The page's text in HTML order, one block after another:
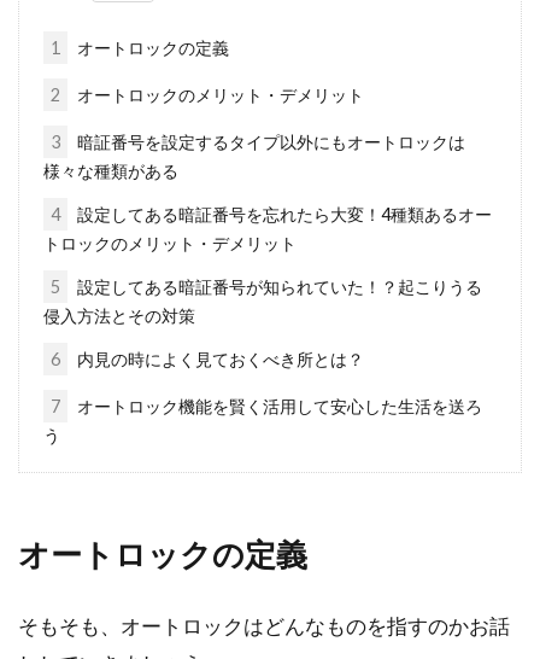
使用で他家と違いを図る
住まいの中の、いわゆる居室と言われる場所
は、ある程度の使用方法が決まっています。一
狭い土地でも大丈夫！2LDKの間取り
家を建てるには、土地探しから始まります。し
かし、都心などではなかなか思うような広さの
1 オートロックの定義
2 オートロックのメリット・デメリット
3
暗証番号を設定するタイプ以外にもオートロックは
様々な種類がある
4
設定してある暗証番号を忘れたら大変！4種類あるオー
トロックのメリット・デメリット
5
設定してある暗証番号が知られていた！？起こりうる
侵入方法とその対策
6 内見の時によく見ておくべき所とは？
7
オートロック機能を賢く活用して安心した生活を送ろ
う
オートロックの定義
そもそも、オートロックはどんなものを指すのかお話